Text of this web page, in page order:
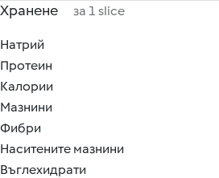
Хранене за 1 slice
Натрий
Протеин
Калории
Мазнини
Фибри
Наситените мазнини
Въглехидрати